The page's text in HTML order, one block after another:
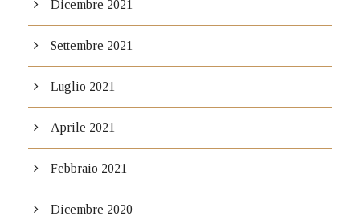
Dicembre 2021
Settembre 2021
Luglio 2021
Aprile 2021
Febbraio 2021
Dicembre 2020